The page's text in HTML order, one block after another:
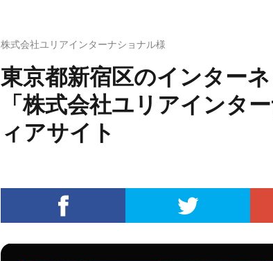
株式会社ユリアインターナショナル様
東京都新宿区のインター
「株式会社ユリアインタ
ィアサイト